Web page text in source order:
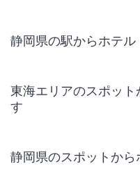
静岡県の駅からホテ
東海エリアのスポッ
す
静岡県のスポットか